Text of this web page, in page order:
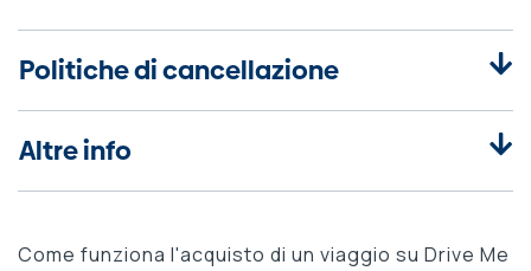
Politiche di cancellazione
Altre info
Come funziona l'acquisto di un viaggio su Drive Me